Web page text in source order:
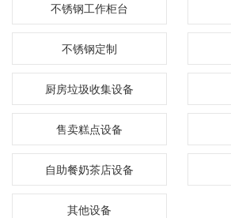
不锈钢工作柜台
不锈钢定制
厨房垃圾收集设备
售卖糕点设备
自助餐奶茶店设备
其他设备